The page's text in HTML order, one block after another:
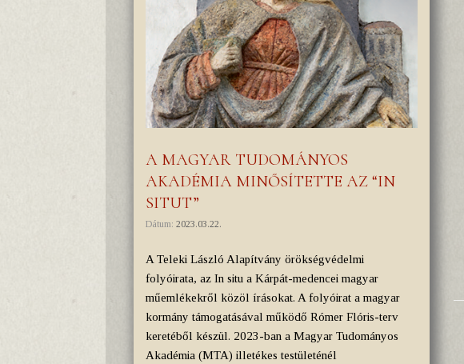
A MAGYAR TUDOMÁNYOS
AKADÉMIA MINŐSÍTETTE AZ “IN
SITUT”
Dátum: 2023.03.22.
A Teleki László Alapítvány örökségvédelmi
folyóirata, az In situ a Kárpát-medencei magyar
műemlékekről közöl írásokat. A folyóirat a magyar
kormány támogatásával működő Rómer Flóris-terv
keretéből készül. 2023-ban a Magyar Tudományos
Akadémia (MTA) illetékes testületénél